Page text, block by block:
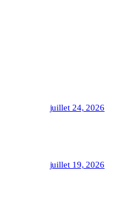
juillet 24, 2026
juillet 19, 2026